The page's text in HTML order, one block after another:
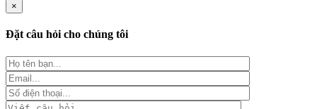
×
Đặt câu hỏi cho chúng tôi